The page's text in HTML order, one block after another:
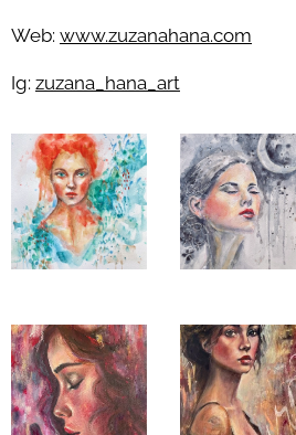
Web: www.zuzanahana.com
Ig: zuzana_hana_art